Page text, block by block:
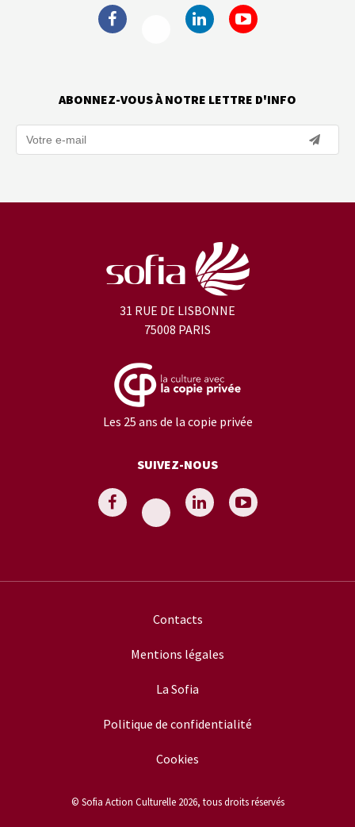
ABONNEZ-VOUS À NOTRE LETTRE D'INFO
31 RUE DE LISBONNE
75008 PARIS
Les 25 ans de la copie privée
SUIVEZ-NOUS
Contacts
Mentions légales
La Sofia
Politique de confidentialité
Cookies
© Sofia Action Culturelle 2026, tous droits réservés